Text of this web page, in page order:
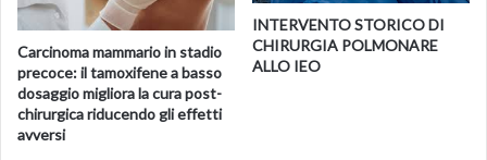
kit ben organizzato, preparato con criterio, permette di
affrontare con maggiore tranquillità ogni piccolo
imprevisto in viaggio.
IL MAL D’AUTO: COME PREVENIRLO
Carcinoma mammario in stadio
precoce: il tamoxifene a basso
dosaggio migliora la cura post-
chirurgica riducendo gli effetti
avversi
INTERVENTO STORICO DI
CHIRURGIA POLMONARE
ALLO IEO